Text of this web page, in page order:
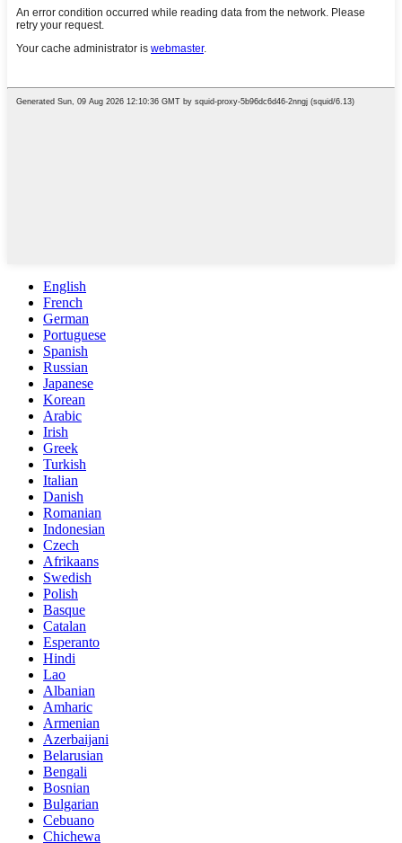
English
French
German
Portuguese
Spanish
Russian
Japanese
Korean
Arabic
Irish
Greek
Turkish
Italian
Danish
Romanian
Indonesian
Czech
Afrikaans
Swedish
Polish
Basque
Catalan
Esperanto
Hindi
Lao
Albanian
Amharic
Armenian
Azerbaijani
Belarusian
Bengali
Bosnian
Bulgarian
Cebuano
Chichewa